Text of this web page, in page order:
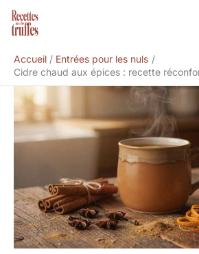
Aller
Accueil
Entrées pour les nuls
Cidre chaud aux épices : recette
Rechercher